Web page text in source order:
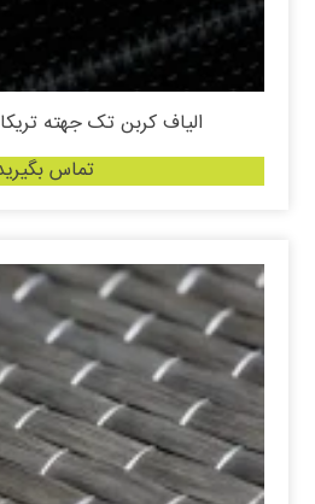
الیاف کربن تک جهته تریکا (TORAYCA)
تماس بگیرید